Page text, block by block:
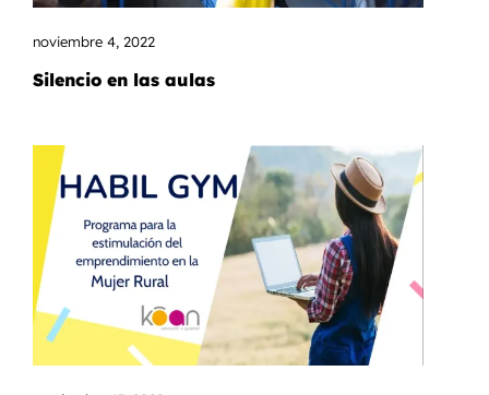
noviembre 4, 2022
Silencio en las aulas